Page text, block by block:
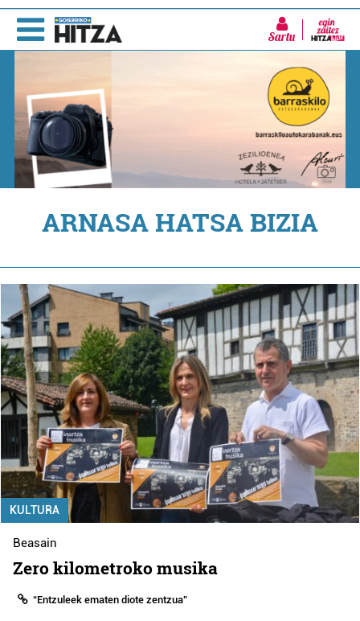
Sartu
ARNASA HATSA BIZIA
KULTURA
Beasain
Zero kilometroko musika
“Entzuleek ematen diote zentzua”